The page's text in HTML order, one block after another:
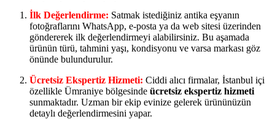
İlk Değerlendirme: Satmak istediğiniz antika eşyanın
fotoğraflarını WhatsApp, e-posta ya da web sitesi üzerinden
göndererek ilk değerlendirmeyi alabilirsiniz. Bu aşamada
ürünün türü, tahmini yaşı, kondisyonu ve varsa markası göz
önünde bulundurulur.
Ücretsiz Ekspertiz Hizmeti: Ciddi alıcı firmalar, İstanbul içi
özellikle Ümraniye bölgesinde ücretsiz ekspertiz hizmeti
sunmaktadır. Uzman bir ekip evinize gelerek ürününüzün
detaylı değerlendirmesini yapar.